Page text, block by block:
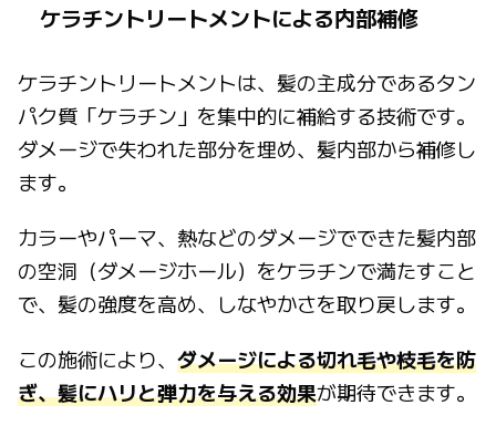
ケラチントリートメントによる内部補修
ケラチントリートメントは、髪の主成分であるタン
パク質「ケラチン」を集中的に補給する技術です。
ダメージで失われた部分を埋め、髪内部から補修し
ます。
カラーやパーマ、熱などのダメージでできた髪内部
の空洞（ダメージホール）をケラチンで満たすこと
で、髪の強度を高め、しなやかさを取り戻します。
この施術により、 ダメージによる切れ毛や枝毛を防
ぎ、髪にハリと弾力を与える効果が期待できます。